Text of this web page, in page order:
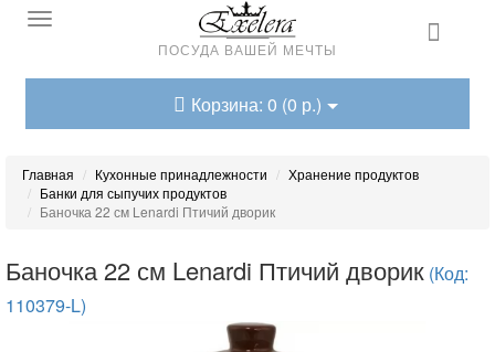
ПОСУДА ВАШЕЙ МЕЧТЫ
Корзина: 0 (0 р.)
Главная Кухонные принадлежности
Хранение продуктов
Банки для сыпучих продуктов
Баночка 22 см Lenardi Птичий дворик
Баночка 22 см Lenardi Птичий дворик (Код:
110379-L)